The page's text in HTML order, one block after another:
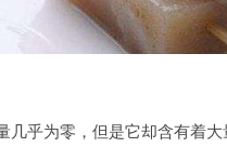
几乎为零，但是它却含有着